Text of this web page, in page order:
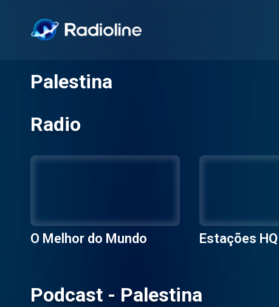
Palestina
Radio
O Melhor do Mundo Estações HQ
Podcast - Palestina